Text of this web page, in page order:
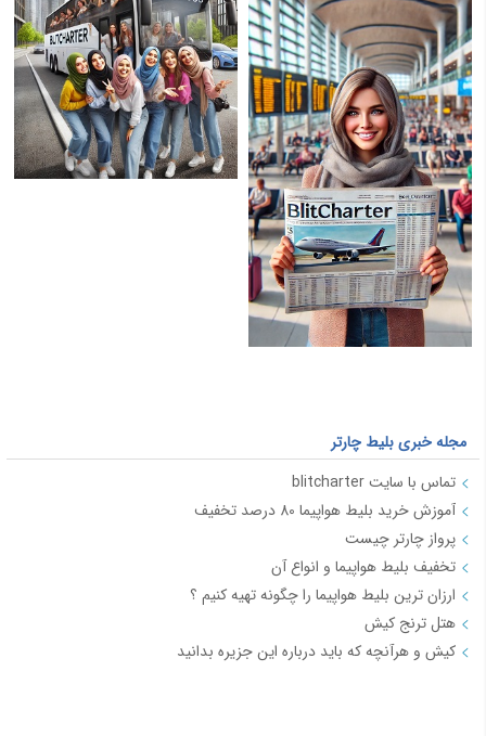
مجله خبری بلیط چارتر
تماس با سایت blitcharter
آموزش خرید بلیط هواپیما 80 درصد تخفیف
پرواز چارتر چیست
تخفیف بلیط هواپیما و انواع آن
ارزان ترین بلیط هواپیما را چگونه تهیه کنیم ؟
هتل ترنج کیش
کیش و هرآنچه که باید درباره این جزیره بدانید